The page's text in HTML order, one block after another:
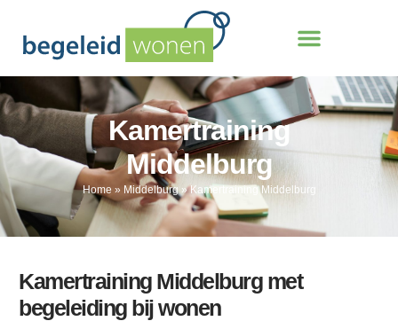
Kamertraining
Middelburg
Home » Middelburg»Kamertraining Middelburg
Kamertraining Middelburg met
begeleiding bij wonen